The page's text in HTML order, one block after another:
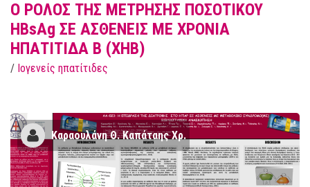
Ο ΡΟΛΟΣ ΤΗΣ ΜΕΤΡΗΣΗΣ ΠΟΣΟΤΙΚΟΥ
HBsAg ΣΕ ΑΣΘΕΝΕΙΣ ΜΕ ΧΡΟΝΙΑ
ΗΠΑΤΙΤΙΔΑ Β (ΧΗΒ)
/ Ιογενείς ηπατίτιδες
Kαραουλάνη Θ. Καπάταης Χρ.